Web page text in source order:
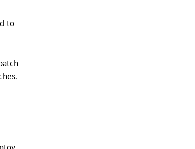
to